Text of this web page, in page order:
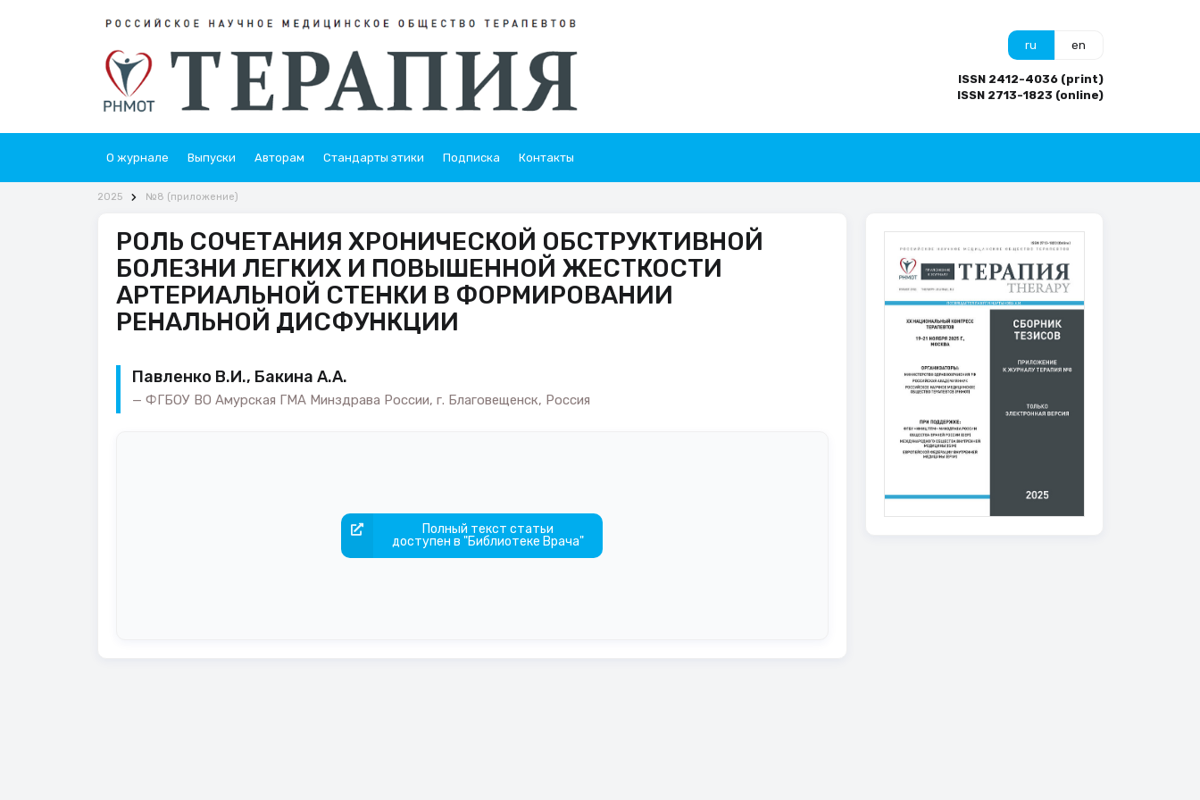
ru en
ISSN 2412-4036 (print)
ISSN 2713-1823 (online)
О журнале Выпуски Авторам Стандарты этики Подписка Контакты
2025 №8 (приложение)
РОЛЬ СОЧЕТАНИЯ ХРОНИЧЕСКОЙ ОБСТРУКТИВНОЙ
БОЛЕЗНИ ЛЕГКИХ И ПОВЫШЕННОЙ ЖЕСТКОСТИ
АРТЕРИАЛЬНОЙ СТЕНКИ В ФОРМИРОВАНИИ
РЕНАЛЬНОЙ ДИСФУНКЦИИ
Павленко В.И., Бакина А.А.
ФГБОУ ВО Амурская ГМА Минздрава России, г. Благовещенск, Россия
Полный текст статьи
доступен в "Библиотеке Врача"